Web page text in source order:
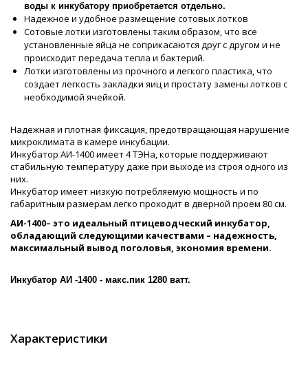
воды к инкубатору приобретается отдельно.
Надежное и удобное размещение сотовых лотков
Сотовые лотки изготовлены таким образом, что все
установленные яйца не соприкасаются друг с другом и не
происходит передача тепла и бактерий.
Лотки изготовлены из прочного и легкого пластика, что
создает легкость закладки яиц и простату замены лотков с
необходимой ячейкой.
Надежная и плотная фиксация, предотвращающая нарушение
микроклимата в камере инкубации.
Инкубатор АИ-1400 имеет 4 ТЭНа, которые поддерживают
стабильную температуру даже при выходе из строя одного из
них.
Инкубатор имеет низкую потребляемую мощность и по
габаритным размерам легко проходит в дверной проем 80 см.
АИ-1400– это идеальный птицеводческий инкубатор,
обладающий следующими качествами – надежность,
максимальный вывод поголовья, экономия времени.
Инкубатор АИ -1400 - макс.пик 1280 ватт.
Характеристики